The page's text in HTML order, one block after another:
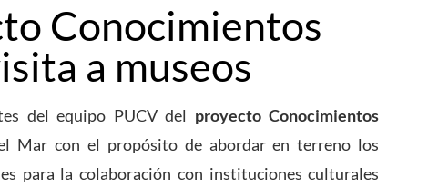
Conocimientos
a museos
del equipo PUCV del proyecto Conocimientos
Mar con el propósito de abordar en terreno los
para la colaboración con instituciones culturales